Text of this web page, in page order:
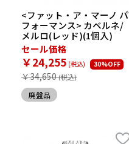
<ファット・ア・マーノ パ
フォーマンス> カベルネ/
メルロ(レッド)(1個入)
セール価格
￥24,255 30%OFF
￥34,650
廃盤品